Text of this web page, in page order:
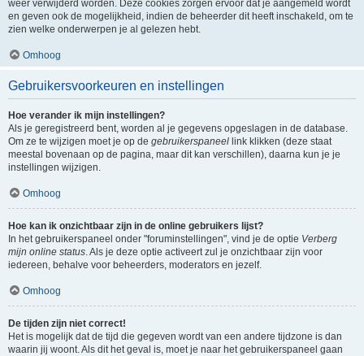
weer verwijderd worden. Deze cookies zorgen ervoor dat je aangemeld wordt
en geven ook de mogelijkheid, indien de beheerder dit heeft inschakeld, om te
zien welke onderwerpen je al gelezen hebt.
Omhoog
Gebruikersvoorkeuren en instellingen
Hoe verander ik mijn instellingen?
Als je geregistreerd bent, worden al je gegevens opgeslagen in de database.
Om ze te wijzigen moet je op de gebruikerspaneel link klikken (deze staat
meestal bovenaan op de pagina, maar dit kan verschillen), daarna kun je je
instellingen wijzigen.
Omhoog
Hoe kan ik onzichtbaar zijn in de online gebruikers lijst?
In het gebruikerspaneel onder "foruminstellingen", vind je de optie Verberg
mijn online status. Als je deze optie activeert zul je onzichtbaar zijn voor
iedereen, behalve voor beheerders, moderators en jezelf.
Omhoog
De tijden zijn niet correct!
Het is mogelijk dat de tijd die gegeven wordt van een andere tijdzone is dan
waarin jij woont. Als dit het geval is, moet je naar het gebruikerspaneel gaan